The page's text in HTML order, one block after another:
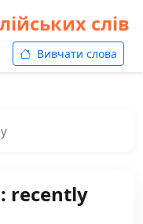
слів
Вивчати слова
recently